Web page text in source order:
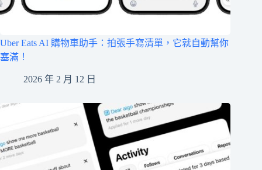
Uber Eats AI 購物車助手：拍張手寫清單，它就自動幫你
塞滿！
2026 年 2 月 12 日